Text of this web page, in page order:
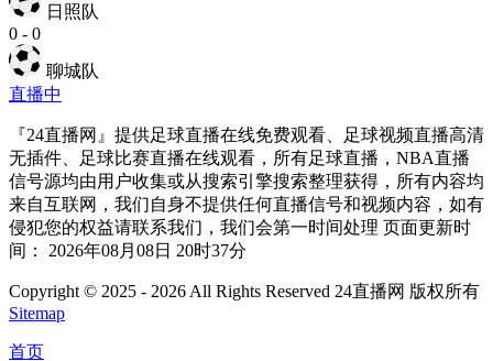
日照队
0 - 0
聊城队
直播中
『24直播网』提供足球直播在线免费观看、足球视频直播高清
无插件、足球比赛直播在线观看，所有足球直播，NBA直播
信号源均由用户收集或从搜索引擎搜索整理获得，所有内容均
来自互联网，我们自身不提供任何直播信号和视频内容，如有
侵犯您的权益请联系我们，我们会第一时间处理 页面更新时
间： 2026年08月08日 20时37分
Copyright © 2025 - 2026 All Rights Reserved 24直播网 版权所有
Sitemap
首页